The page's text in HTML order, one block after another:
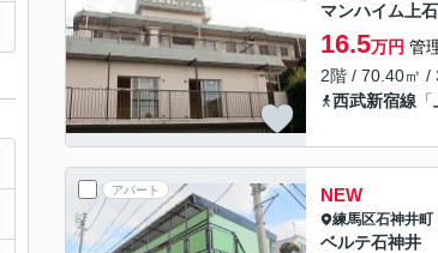
マンハイム上
16.5万円 管
2階 / 70.40㎡ /
西武新宿線 「
アパート NEW
練馬区石神井町
ベルテ石神井